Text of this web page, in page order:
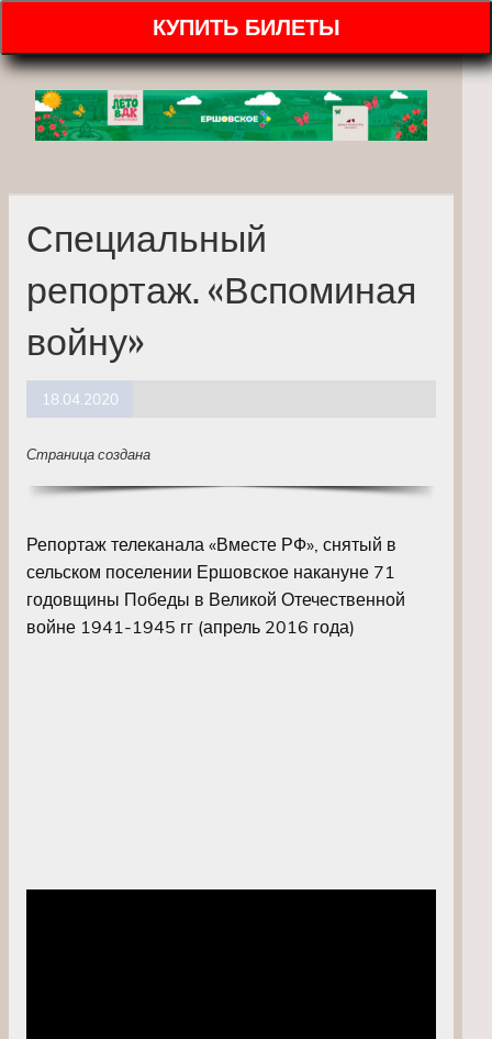
КУПИТЬ БИЛЕТЫ
Специальный
репортаж. «Вспоминая
войну»
18.04.2020
Страница создана
Репортаж телеканала «Вместе РФ», снятый в
сельском поселении Ершовское накануне 71
годовщины Победы в Великой Отечественной
войне 1941-1945 гг (апрель 2016 года)